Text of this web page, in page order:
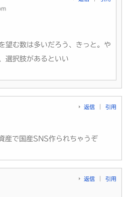
望む数は多いだろう、きっと。や
選択肢があるといい
返信 引用
産で国産SNS作られちゃうぞ
返信 引用